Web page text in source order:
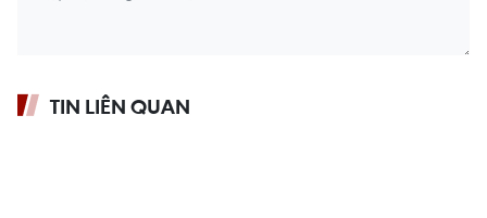
TIN LIÊN QUAN